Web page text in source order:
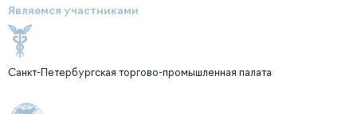
Являемся участниками
Санкт-Петербургская торгово-промышленная палата